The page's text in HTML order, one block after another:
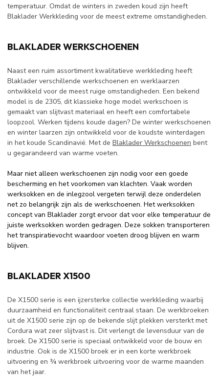
temperatuur. Omdat de winters in zweden koud zijn heeft
Blaklader Werkkleding voor de meest extreme omstandigheden.
BLAKLADER WERKSCHOENEN
Naast een ruim assortiment kwalitatieve werkkleding heeft
Blaklader verschillende werkschoenen en werklaarzen
ontwikkeld voor de meest ruige omstandigheden. Een bekend
model is de 2305, dit klassieke hoge model werkschoen is
gemaakt van slijtvast materiaal en heeft een comfortabele
loopzool. Werken tijdens koude dagen? De winter werkschoenen
en winter laarzen zijn ontwikkeld voor de koudste winterdagen
in het koude Scandinavië. Met de Blaklader Werkschoenen bent
u gegarandeerd van warme voeten.
Maar niet alleen werkschoenen zijn nodig voor een goede
bescherming en het voorkomen van klachten. Vaak worden
werksokken en de inlegzool vergeten terwijl deze onderdelen
net zo belangrijk zijn als de werkschoenen. Het werksokken
concept van Blaklader zorgt ervoor dat voor elke temperatuur de
juiste werksokken worden gedragen. Deze sokken transporteren
het transpiratievocht waardoor voeten droog blijven en warm
blijven.
BLAKLADER X1500
De X1500 serie is een ijzersterke collectie werkkleding waarbij
duurzaamheid en functionaliteit centraal staan. De werkbroeken
uit de X1500 serie zijn op de bekende slijt plekken versterkt met
Cordura wat zeer slijtvast is. Dit verlengt de levensduur van de
broek. De X1500 serie is speciaal ontwikkeld voor de bouw en
industrie. Ook is de X1500 broek er in een korte werkbroek
uitvoering en ¾ werkbroek uitvoering voor de warme maanden
van het jaar.